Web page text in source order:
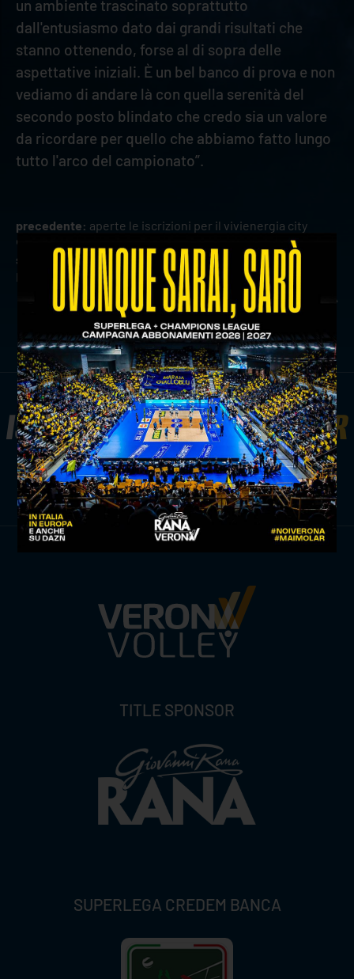
un ambiente trascinato soprattutto
dall'entusiasmo dato dai grandi risultati che
stanno ottenendo, forse al di sopra delle
aspettative iniziali. È un bel banco di prova e non
vediamo di andare là con quella serenità del
secondo posto blindato che credo sia un valore
da ricordare per quello che abbiamo fatto lungo
tutto l'arco del campionato”.
precedente: aperte le iscrizioni per il vivienergia city
camp 2026: tante le novità!
successivo:
game review: rana verona-sir susa scai
perugia
news prima squadra
ISCRIVITI ALLANEWSLETTER
ISCRIVITI ORA
TITLE SPONSOR
SUPERLEGA CREDEM BANCA